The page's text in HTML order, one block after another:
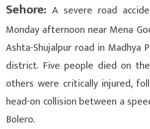
Sehore: A severe road
Monday afternoon near Mena
Ashta-Shujalpur road in Madhya
district. Five people died on
others were critically injured,
head-on collision between a
Bolero.